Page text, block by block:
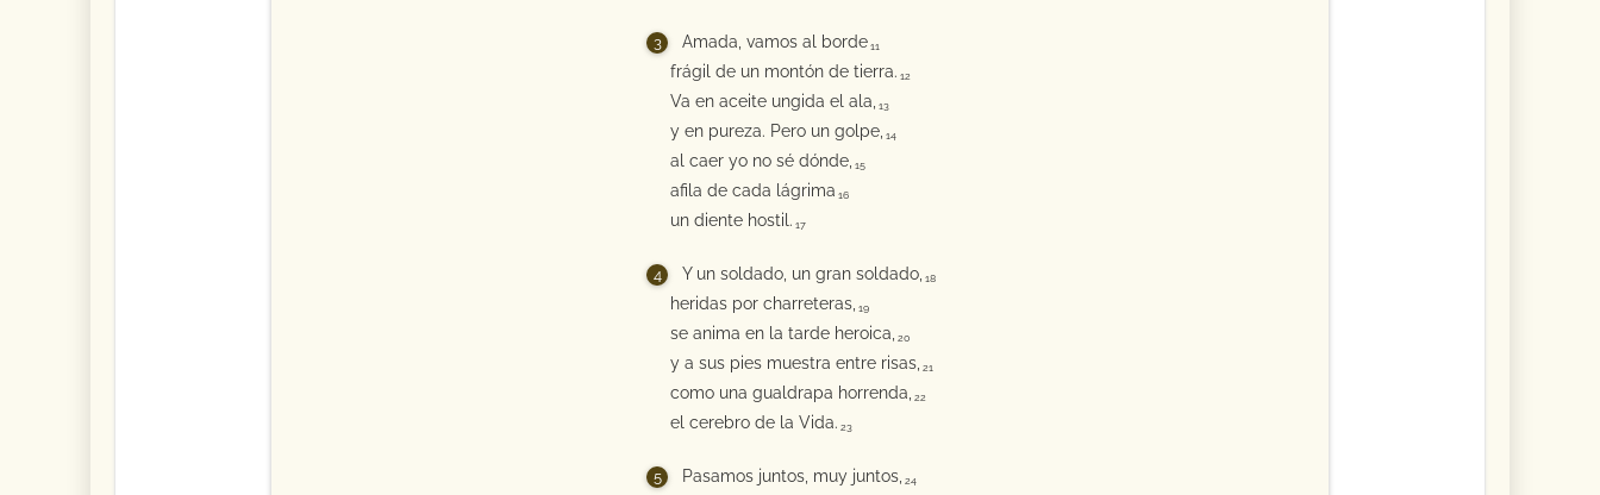
Amada, vamos al borde 11
frágil de un montón de tierra. 12
Va en aceite ungida el ala, 13
y en pureza. Pero un golpe, 14
al caer yo no sé dónde, 15
afila de cada lágrima 16
un diente hostil. 17
Y un soldado, un gran soldado, 18
heridas por charreteras, 19
se anima en la tarde heroica, 20
y a sus pies muestra entre risas, 21
como una gualdrapa horrenda, 22
el cerebro de la Vida. 23
Pasamos juntos, muy juntos, 24